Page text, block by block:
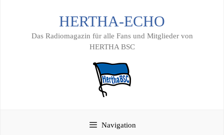
HERTHA-ECHO
Das Radiomagazin für alle Fans und Mitglieder von
HERTHA BSC
Navigation